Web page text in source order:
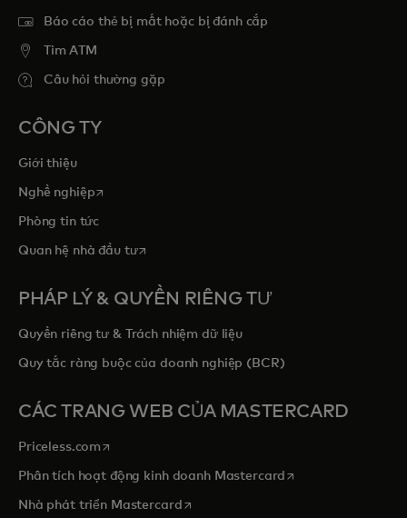
Báo cáo thẻ bị mất hoặc bị đánh cắp
Tim ATM
Câu hỏi thường gặp
CÔNG TY
Giới thiệu
Nghề nghiệpopens in a new tab
Phòng tin tức
Quan hệ nhà đầu tưopens in a new tab
PHÁP LÝ & QUYỀN RIÊNG TƯ
Quyền riêng tư & Trách nhiệm dữ liệu
Quy tắc ràng buộc của doanh nghiệp (BCR)
CÁC TRANG WEB CỦA MASTERCARD
Priceless.com opens in a new tab
Phân tích hoạt động kinh doanh Mastercard opens in a new tab
Nhà phát triển Mastercardopens in a new tab